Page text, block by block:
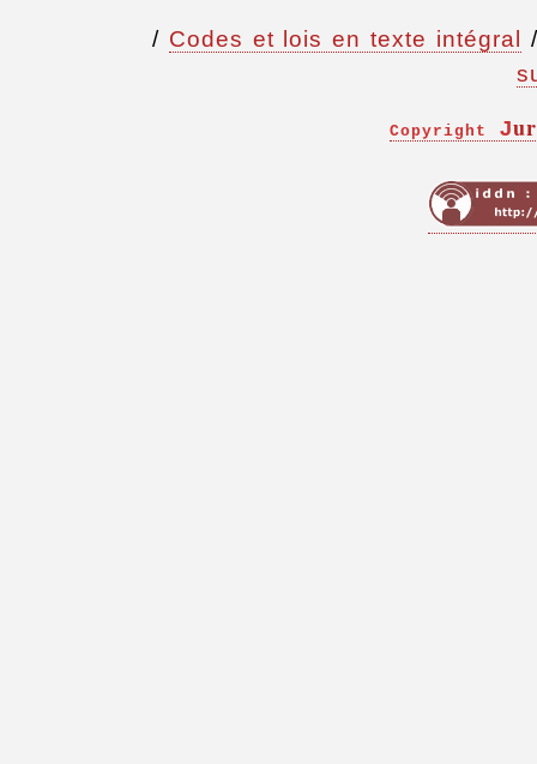
/ Codes et lois en texte intégral
Copyright J